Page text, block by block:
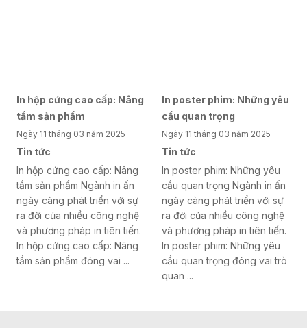
In hộp cứng cao cấp: Nâng
tầm sản phẩm
Ngày 11 tháng 03 năm 2025
Tin tức
In hộp cứng cao cấp: Nâng
tầm sản phẩm Ngành in ấn
ngày càng phát triển với sự
ra đời của nhiều công nghệ
và phương pháp in tiên tiến.
In hộp cứng cao cấp: Nâng
tầm sản phẩm đóng vai ...
In poster phim: Những yêu
cầu quan trọng
Ngày 11 tháng 03 năm 2025
Tin tức
In poster phim: Những yêu
cầu quan trọng Ngành in ấn
ngày càng phát triển với sự
ra đời của nhiều công nghệ
và phương pháp in tiên tiến.
In poster phim: Những yêu
cầu quan trọng đóng vai trò
quan ...